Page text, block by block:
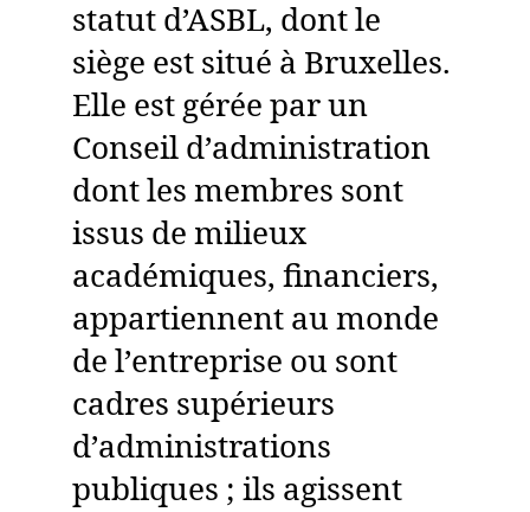
statut d’ASBL, dont le
siège est situé à Bruxelles.
Elle est gérée par un
Conseil d’administration
dont les membres sont
issus de milieux
académiques, financiers,
appartiennent au monde
de l’entreprise ou sont
cadres supérieurs
d’administrations
publiques ; ils agissent